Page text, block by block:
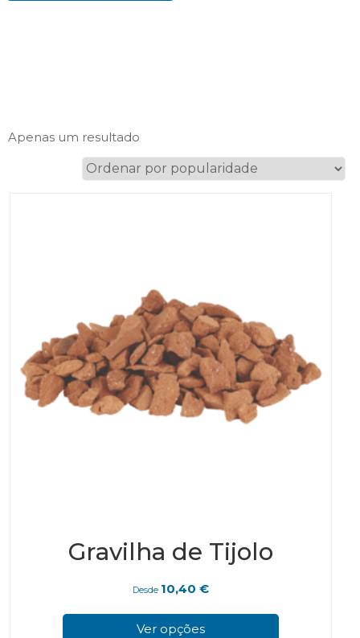
Apenas um resultado
Gravilha de Tijolo
Desde 10,40€
Ver opções